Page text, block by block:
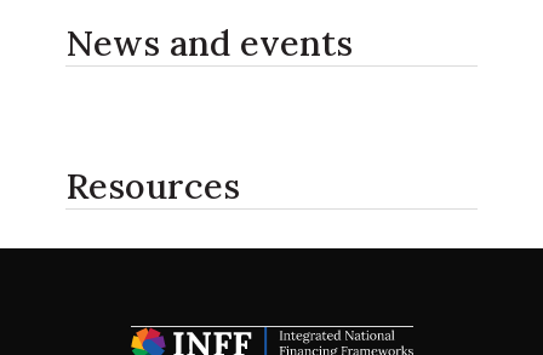
News and events
Resources